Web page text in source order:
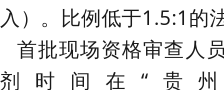
入）。比例低于1.5:1的
首批现场资格审查人
剂时间在 “贵